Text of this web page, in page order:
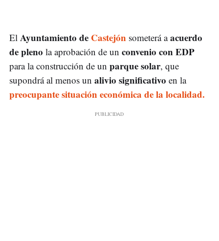
El Ayuntamiento de Castejón someterá aacuerdo
de pleno la aprobación de un convenio con EDP
para la construcción de un parque solar, que
supondrá al menos un alivio significativo en la
preocupante situación económica de la localidad.